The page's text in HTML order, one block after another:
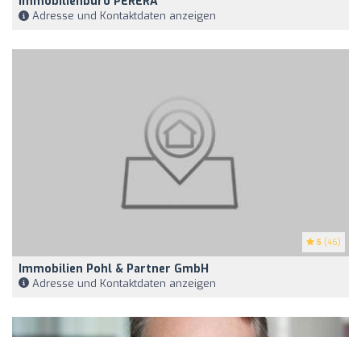
Adresse und Kontaktdaten anzeigen
5 (46)
Immobilien Pohl & Partner GmbH
Adresse und Kontaktdaten anzeigen